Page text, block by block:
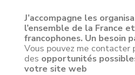
J’accompagne les
l’ensemble de la France
francophones. Un besoin
Vous pouvez me contacter
des opportunités
votre site web